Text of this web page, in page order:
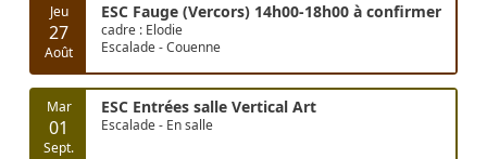
Jeu
27
Août
ESC Fauge (Vercors) 14h00-18h00 à confirmer
cadre : Elodie
Escalade - Couenne
Mar
01
Sept.
ESC Entrées salle Vertical Art
Escalade - En salle